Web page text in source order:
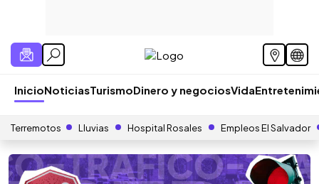
InicioNoticiasTurismoDinero y negociosVida
Terremotos Lluvias Hospital Rosales Empleos El Salvador